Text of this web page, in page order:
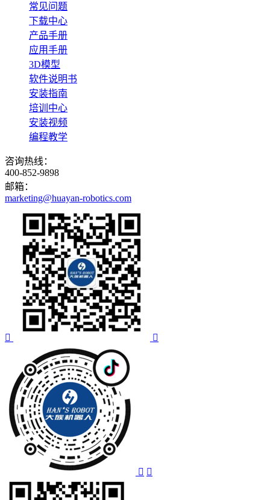
常见问题
下载中心
产品手册
应用手册
3D模型
软件说明书
安装指南
培训中心
安装视频
编程教学
咨询热线：
400-852-9898
邮箱：
marketing@huayan-robotics.com